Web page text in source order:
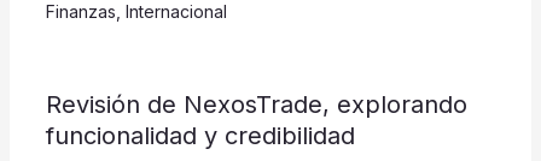
Finanzas Internacional
Revisión de NexosTrade, explorando
funcionalidad y credibilidad